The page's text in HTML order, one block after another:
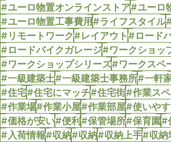
#ユーロ物置オンラインストア#ユーロ
#ユーロ物置工事費用#ライフスタイル
#リモートワーク#レイアウト#ロード
#ロードバイクガレージ#ワークショッ
#ワークショップシリーズ#ワークスペ
#一級建築士#一級建築士事務所#一軒
#住宅#住宅にマッチ#住宅街#作業ス
#作業場#作業小屋#作業部屋#使いや
#価格が安い#便利#保管場所#保育園#
#入荷情報#収納#収納#収納上手#収納